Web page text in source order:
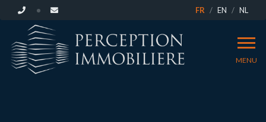
FR EN NL
MENU